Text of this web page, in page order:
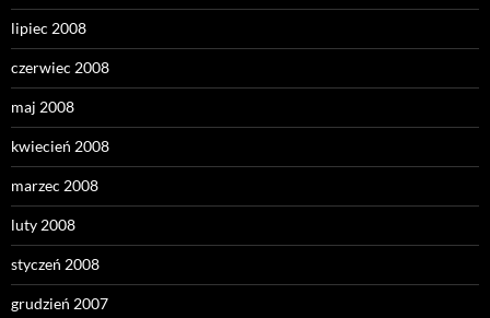
lipiec 2008
czerwiec 2008
maj 2008
kwiecień 2008
marzec 2008
luty 2008
styczeń 2008
grudzień 2007